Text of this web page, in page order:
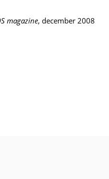
magazine, december 2008